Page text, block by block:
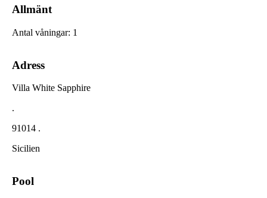
Allmänt
Antal våningar: 1
Adress
Villa White Sapphire
.
91014 .
Sicilien
Pool